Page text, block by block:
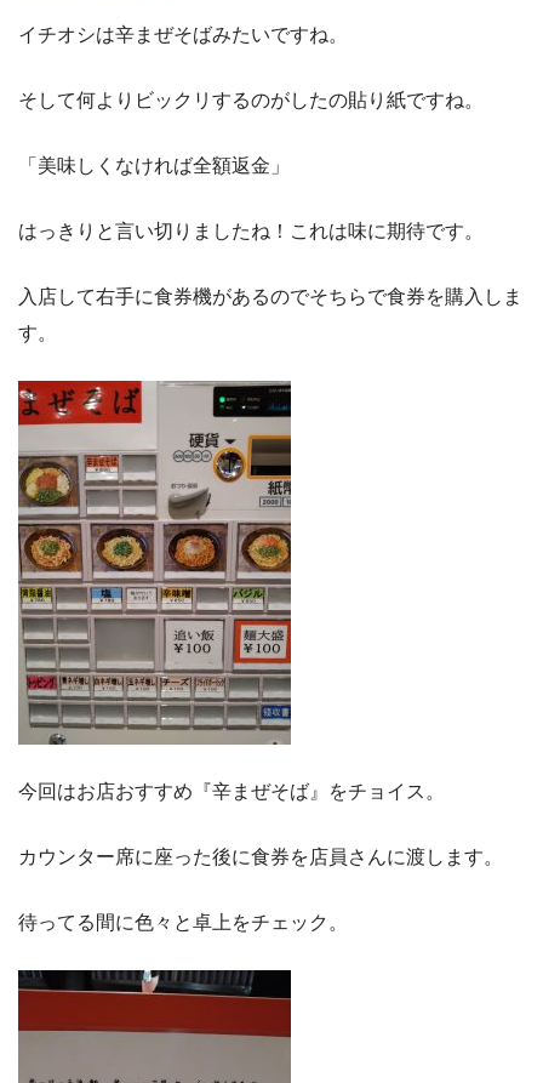
イチオシは辛まぜそばみたいですね。
そして何よりビックリするのがしたの貼り紙ですね。
「美味しくなければ全額返金」
はっきりと言い切りましたね！これは味に期待です。
入店して右手に食券機があるのでそちらで食券を購入しま
す。
今回はお店おすすめ『辛まぜそば』をチョイス。
カウンター席に座った後に食券を店員さんに渡します。
待ってる間に色々と卓上をチェック。